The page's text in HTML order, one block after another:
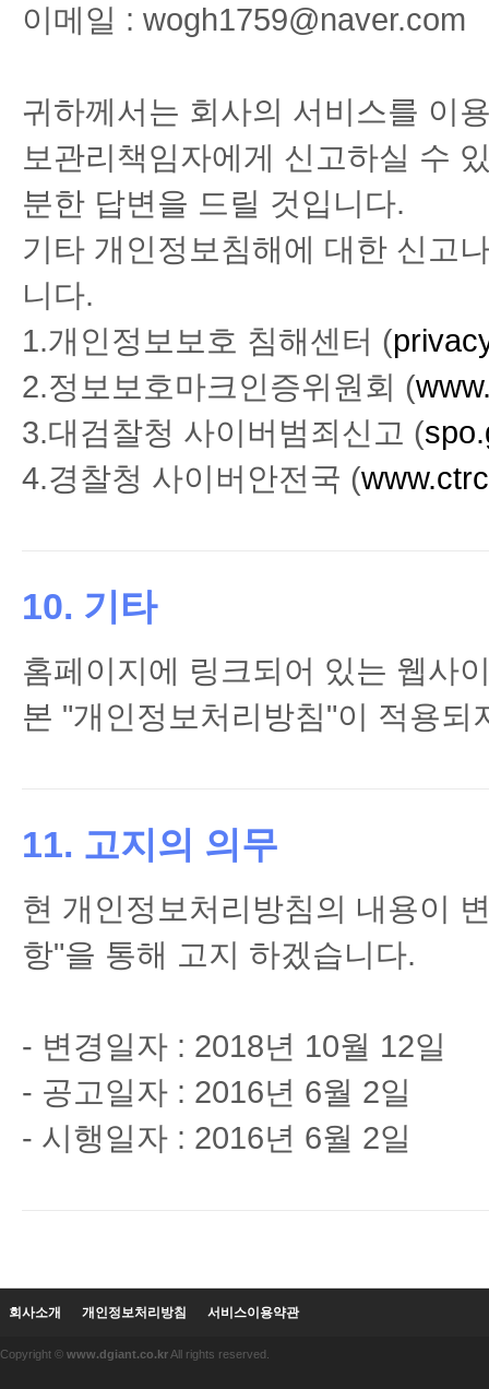
이메일 : wogh1759@naver.com
귀하께서는 회사의 서비스를 이
보관리책임자에게 신고하실 수
분한 답변을 드릴 것입니다.
기타 개인정보침해에 대한 신고
니다.
1.개인정보보호 침해센터 (
2.정보보호마크인증위원회 (
3.대검찰청 사이버범죄신고 (
4.경찰청 사이버안전국 (
10. 기타
홈페이지에 링크되어 있는 웹사
본 "개인정보처리방침"이 적용되
11. 고지의 의무
현 개인정보처리방침의 내용이
항"을 통해 고지 하겠습니다.
- 변경일자 : 2018년 10월 12일
- 공고일자 : 2016년 6월 2일
- 시행일자 : 2016년 6월 2일
회사소개 개인정보처리방침 서비스이용약관
Copyright © www.dgiant.co.kr All rights reserved.